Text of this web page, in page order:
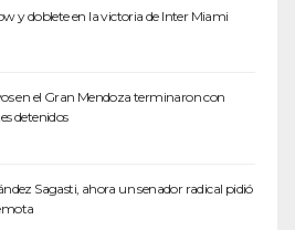
y doblete en la victoria de Inter Miami
en el Gran Mendoza terminaron con
detenidos
Sagasti, ahora un senador radical pidió